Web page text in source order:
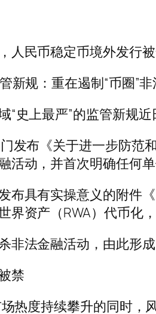
人民币稳定币境外发行
规：重在遏制“币圈”非
上最严”的监管新规近
布《关于进一步防范
活动，并首次明确任何
具有实操意义的附件《
界资产（RWA）代币化
法金融活动，由此形
禁
度持续攀升的同时，